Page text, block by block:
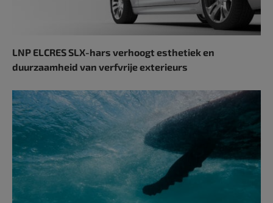
LNP ELCRES SLX-hars verhoogt esthetiek en
duurzaamheid van verfvrije exterieurs